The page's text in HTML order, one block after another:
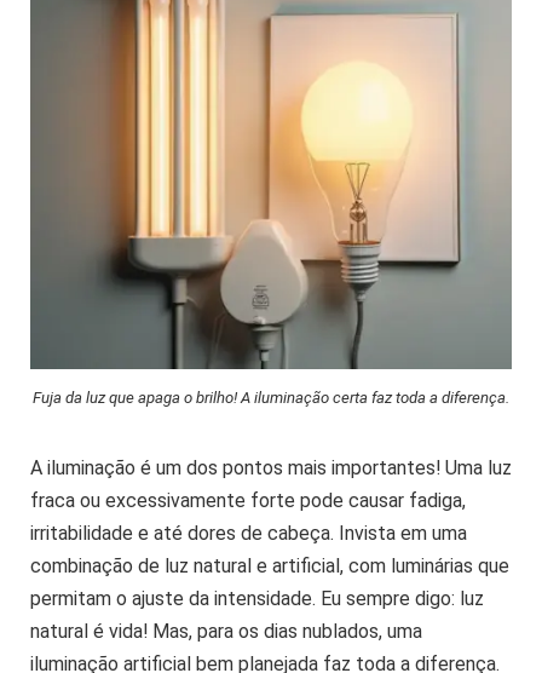
Fuja da luz que apaga o brilho! A iluminação certa faz toda a diferença.
A iluminação é um dos pontos mais importantes! Uma luz
fraca ou excessivamente forte pode causar fadiga,
irritabilidade e até dores de cabeça. Invista em uma
combinação de luz natural e artificial, com luminárias que
permitam o ajuste da intensidade. Eu sempre digo: luz
natural é vida! Mas, para os dias nublados, uma
iluminação artificial bem planejada faz toda a diferença.